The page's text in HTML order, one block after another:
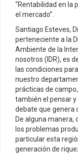
“Rentabilidad en la
el mercado”.
Santiago Esteves,
perteneciente a la
Ambiente de la
nosotros (IDR), es
las condiciones
nuestro
prácticas de
también el pensar
debate que genera
De alguna manera,
los problemas
particular esta
generación de